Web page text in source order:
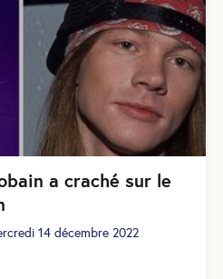
a craché sur le
14 décembre 2022